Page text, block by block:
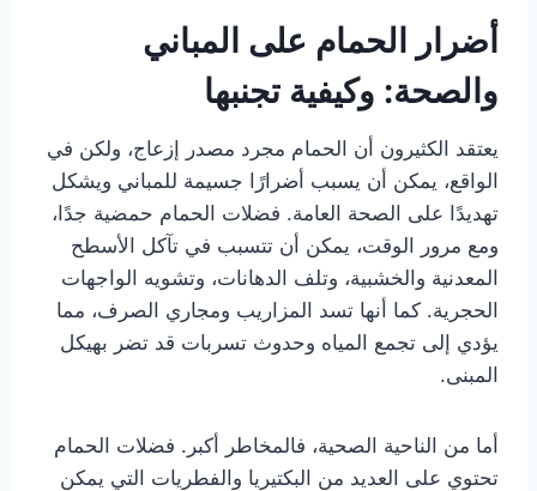
أضرار الحمام على المباني
والصحة: وكيفية تجنبها
يعتقد الكثيرون أن الحمام مجرد مصدر إزعاج، ولكن في
الواقع، يمكن أن يسبب أضرارًا جسيمة للمباني ويشكل
تهديدًا على الصحة العامة. فضلات الحمام حمضية جدًا،
ومع مرور الوقت، يمكن أن تتسبب في تآكل الأسطح
المعدنية والخشبية، وتلف الدهانات، وتشويه الواجهات
الحجرية. كما أنها تسد المزاريب ومجاري الصرف، مما
يؤدي إلى تجمع المياه وحدوث تسربات قد تضر بهيكل
المبنى.
أما من الناحية الصحية، فالمخاطر أكبر. فضلات الحمام
تحتوي على العديد من البكتيريا والفطريات التي يمكن